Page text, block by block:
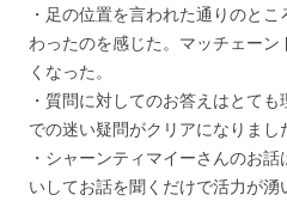
・足の位置を言われた通りのと
わったのを感じた。マッチェー
くなった。
・質問に対してのお答えはとて
での迷い疑問がクリアになりまし
・シャーンティマイーさんのお
いしてお話を聞くだけで活力が